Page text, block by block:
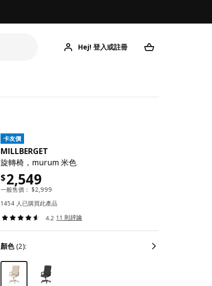
Hej! 登入或註冊
卡友價
MILLBERGET
旋轉椅，murum 米色
$2,549
一般售價： $2,999
1454 人已購買此產品
4.2 11 則評論
顏色(2):